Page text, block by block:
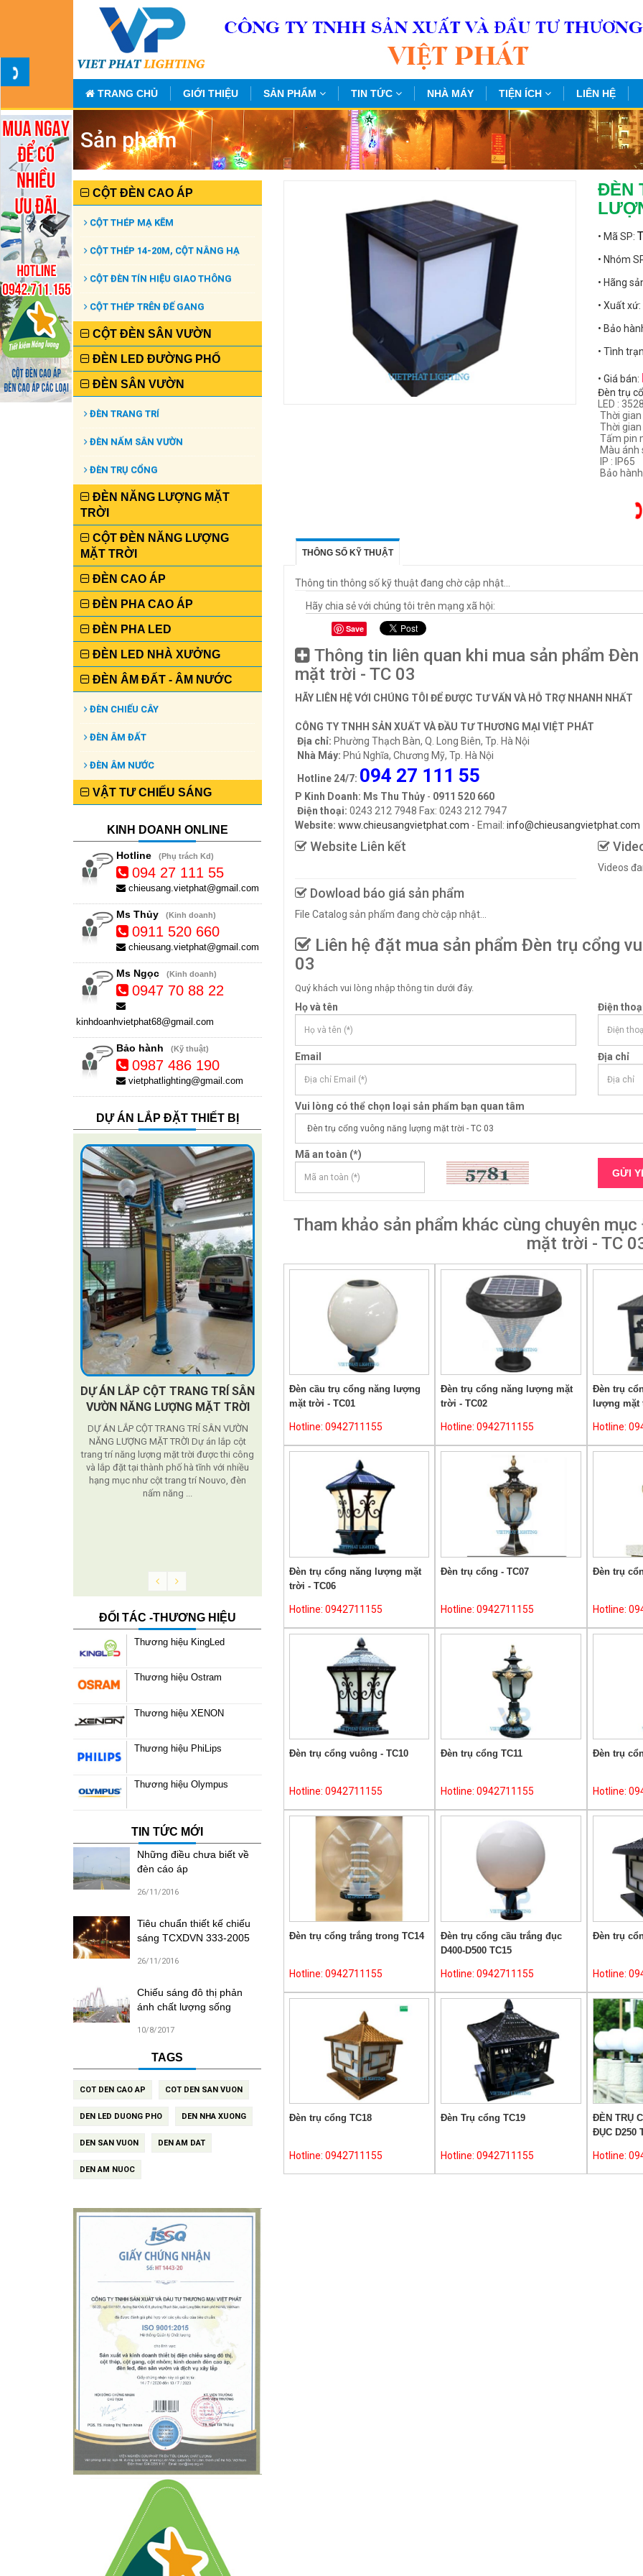
TRANG CHỦ GIỚI THIỆU SẢN PHẨM TIN TỨC NHÀ MÁY TIỆN ÍCH LIÊN HỆ
Sản phẩm
ĐÈN
• Mã SP:
• Nhóm
• Hãng
• Xuất xứ:
• Bảo
• Tình
• Giá bán:
Đèn trụ
LED :
Thời gian
Thời gian
Tấm pin
Màu ánh
IP : IP65
Bảo
THÔNG SỐ KỸ THUẬT
Thông tin thông số kỹ thuật đang chờ cập nhật...
Hãy chia sẻ với chúng tôi trên mạng xã hội:
Save
Thông tin liên quan khi mua sản phẩm
mặt trời - TC 03
HÃY LIÊN HỆ VỚI CHÚNG TÔI ĐỂ ĐƯỢC TƯ VẤN VÀ HỖ TRỢ NHANH NHẤT
CÔNG TY TNHH SẢN XUẤT VÀ ĐẦU TƯ THƯƠNG MẠI VIỆT PHÁT
Địa chỉ: Phường Thạch Bàn, Q. Long Biên, Tp. Hà Nội
Nhà Máy: Phú Nghĩa, Chương Mỹ, Tp. Hà Nội
Hotline 24/7: 094 27 111 55
P Kinh Doanh: Ms Thu Thủy- 0911 520 660
Điện thoại: 0243 212 7948 Fax: 0243 212 7947
Website: www.chieusangvietphat.com - Email: info@chieusangvietphat.com
Website Liên kết
Dowload báo giá sản phẩm
File Catalog sản phẩm đang chờ cập nhật...
Videos
Liên hệ đặt mua sản phẩm Đèn trụ cổng
03
Quý khách vui lòng nhập thông tin dưới đây.
Họ và tên Điện
Email Địa chỉ
Vui lòng có thể chọn loại sản phẩm bạn quan tâm
Mã an toàn (*)
Tham khảo sản phẩm khác cùng chuyên
mặt trời - TC
Đèn cầu trụ cổng năng lượng
mặt trời - TC01
Hotline: 0942711155
Đèn trụ cổng năng lượng mặt
trời - TC02
Hotline: 0942711155
Đèn trụ
lượng mặt
Hotline:
Đèn trụ cổng năng lượng mặt
trời - TC06
Hotline: 0942711155
Đèn trụ cổng - TC07
Hotline: 0942711155
Đèn trụ
Hotline:
Đèn trụ cổng vuông - TC10
Hotline: 0942711155
Đèn trụ cổng TC11
Hotline: 0942711155
Đèn trụ
Hotline:
Đèn trụ cổng trắng trong TC14
Hotline: 0942711155
Đèn trụ cổng cầu trắng đục
D400-D500 TC15
Hotline: 0942711155
Đèn trụ
Hotline:
Đèn trụ cổng TC18
Hotline: 0942711155
Đèn Trụ cổng TC19
Hotline: 0942711155
ĐÈN TRỤ
ĐỤC D250
Hotline:
CỘT ĐÈN CAO ÁP
CỘT THÉP MẠ KẼM
CỘT THÉP 14-20M, CỘT NÂNG HẠ
CỘT ĐÈN TÍN HIỆU GIAO THÔNG
CỘT THÉP TRÊN ĐẾ GANG
CỘT ĐÈN SÂN VƯỜN
ĐÈN LED ĐƯỜNG PHỐ
ĐÈN SÂN VƯỜN
ĐÈN TRANG TRÍ
ĐÈN NẤM SÂN VƯỜN
ĐÈN TRỤ CỔNG
ĐÈN NĂNG LƯỢNG MẶT
TRỜI
CỘT ĐÈN NĂNG LƯỢNG
MẶT TRỜI
ĐÈN CAO ÁP
ĐÈN PHA CAO ÁP
ĐÈN PHA LED
ĐÈN LED NHÀ XƯỞNG
ĐÈN ÂM ĐẤT - ÂM NƯỚC
ĐÈN CHIẾU CÂY
ĐÈN ÂM ĐẤT
ĐÈN ÂM NƯỚC
VẬT TƯ CHIẾU SÁNG
KINH DOANH ONLINE
Hotline (Phụ trách Kd)
094 27 111 55
chieusang.vietphat@gmail.com
Ms Thủy (Kinh doanh)
0911 520 660
chieusang.vietphat@gmail.com
Ms Ngọc (Kinh doanh)
0947 70 88 22
kinhdoanhvietphat68@gmail.com
Bảo hành (Kỹ thuật)
0987 486 190
vietphatlighting@gmail.com
DỰ ÁN LẮP ĐẶT THIẾT BỊ
DỰ ÁN LẮP CỘT TRANG TRÍ SÂN
VƯỜN NĂNG LƯỢNG MẶT TRỜI
DỰ ÁN LẮP CỘT TRANG TRÍ SÂN VƯỜN
NĂNG LƯỢNG MẶT TRỜI Dự án lắp cột
trang trí năng lượng mặt trời được thi công
và lắp đặt tại thành phố hà tĩnh với nhiều
hạng mục như cột trang trí Nouvo, đèn
nấm năng ...
Cầu 17-10 Lạng Sơn
Dự án được triền khai tại Cầu 17 tháng 10
Tp Lạng Sơn ...
Cột đèn trang trí sân vườn - Dự
án triển khai tại Đền Trần Thái
Bình
Việt phát lighting là đơn vị chuyển cung
cấp cột đèn cao áp, đèn cao áp, đèn led
đường phố, đèn nhà xưởng, đèn led
xưởng, đèn sân vườn, cột đèn sân vườn và
nhiều loại khác. Mọi chi tiết xin liên hệ để
ĐỐI TÁC -THƯƠNG HIỆU
Thương hiệu KingLed
Thương hiệu Ostram
Thương hiệu XENON
Thương hiệu PhiLips
Thương hiệu Olympus
TIN TỨC MỚI
Những điều chưa biết về
đèn cáo áp
26/11/2016
Tiêu chuẩn thiết kế chiếu
sáng TCXDVN 333-2005
26/11/2016
Chiếu sáng đô thị phản
ánh chất lượng sống
10/8/2017
TAGS
COT DEN CAO AP COT DEN SAN VUON
DEN LED DUONG PHO DEN NHA XUONG
DEN SAN VUON DEN AM DAT
DEN AM NUOC